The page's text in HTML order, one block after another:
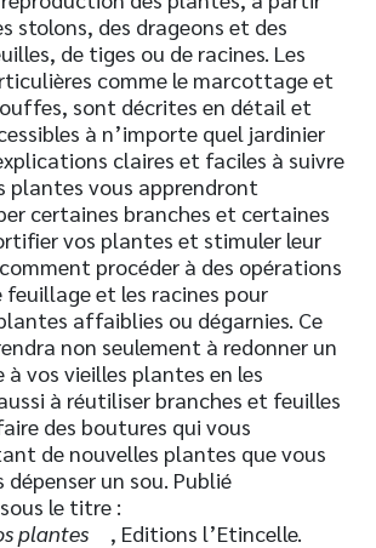
stolons, des drageons et des
de tiges ou de racines. Les
comme le marcottage et
sont décrites en détail et
à n’importe quel jardinier
claires et faciles à suivre
plantes vous apprendront
certaines branches et certaines
vos plantes et stimuler leur
procéder à des opérations
feuillage et les racines pour
affaiblies ou dégarnies. Ce
non seulement à redonner un
vos vieilles plantes en les
à réutiliser branches et feuilles
des boutures qui vous
de nouvelles plantes que vous
dépenser un sou. Publié
le titre :
plantes
, Editions l’Etincelle.